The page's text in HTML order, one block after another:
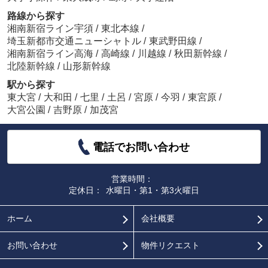
路線から探す
湘南新宿ライン宇須 / 東北本線 /
埼玉新都市交通ニューシャトル / 東武野田線 /
湘南新宿ライン高海 / 高崎線 / 川越線 / 秋田新幹線 /
北陸新幹線 / 山形新幹線
駅から探す
東大宮 / 大和田 / 七里 / 土呂 / 宮原 / 今羽 / 東宮原 /
大宮公園 / 吉野原 / 加茂宮
電話でお問い合わせ
営業時間：
定休日：
水曜日・第1・第3火曜日
ホーム 会社概要
お問い合わせ 物件リクエスト